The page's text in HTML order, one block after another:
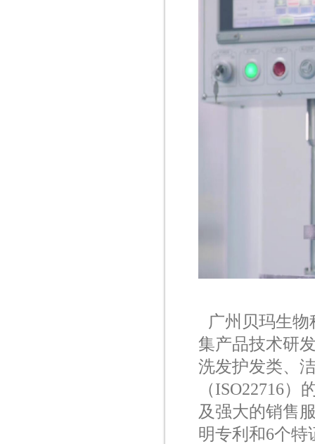
广州贝玛生
集产品技术研
洗发护发类、
（ISO22716）
及强大的销售
明专利和6个特